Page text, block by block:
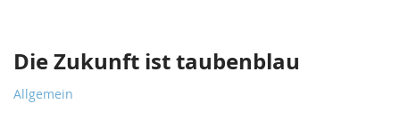
Die Zukunft ist taubenblau
Allgemein